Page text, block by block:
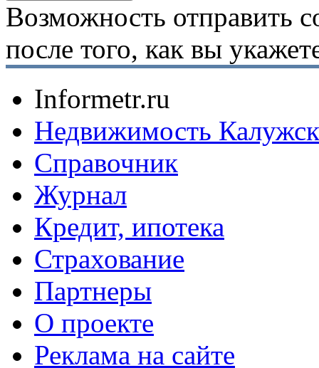
Возможность отправить
после того, как вы
Informetr.ru
Недвижимость
Справочник
Журнал
Кредит, ипотека
Страхование
Партнеры
O проекте
Реклама на сайте